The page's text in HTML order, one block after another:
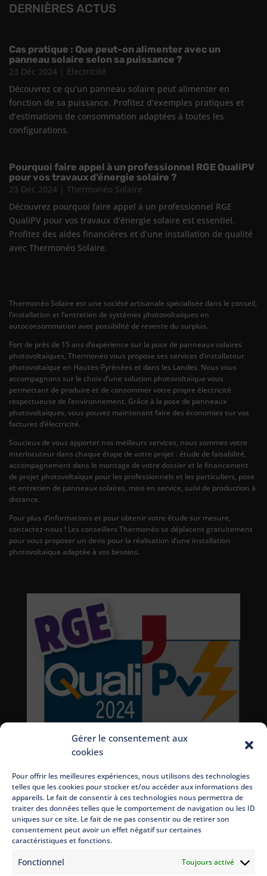
Gérer le consentement aux
cookies
Pour offrir les meilleures expériences, nous utilisons des technologies
telles que les cookies pour stocker et/ou accéder aux informations des
appareils. Le fait de consentir à ces technologies nous permettra de
traiter des données telles que le comportement de navigation ou les ID
uniques sur ce site. Le fait de ne pas consentir ou de retirer son
consentement peut avoir un effet négatif sur certaines
caractéristiques et fonctions.
Fonctionnel Toujours activé
DERNIÈRES ACTUS
Cas pratique : Que peut-on alimenter avec un
panneau solaire selon sa puissance ?
23 Déc 2024 | Électricité
Découvrez ce qu’un panneau solaire peut alimenter en
fonction de sa puissance. Profitez d’exemples pratiques et
d’estimations de consommation adaptées à toutes les
configurations.
Pourquoi faire appel à un professionnel RGE QualiPV
pour vos travaux d’énergie solaire ?
23 Déc 2024 | Thermonéo Solaire
Découvrez pourquoi faire appel à un professionnel RGE
QualiPV pour vos travaux d’énergie solaire est essentiel.
Profitez des aides financières et d’une installation de qualité
avec Thermonéo Solaire.
Thermonéo Solaire est une société artisanale spécialisée dans le conseil,
l’installation et l’entretien de systèmes photovoltaïques en
autoconsommation avec possibilité de revente du surplus.
Fort de près de 15 ans d’expérience sur la pose de panneaux solaires
photovoltaïques, Thermonéo vous propose ses services d’installateur
photovoltaïque en Hautes-Pyrénées et dans les Landes. Nous vous
accompagnons sur le choix d’une solution photovoltaïque vous
permettant de produire et de consommer votre propre électricité
respectueuse de l’environnement. Grâce à la pose de panneaux
photovoltaïques, vous pouvez maintenant faire des économies sur vos
factures d’électricité.
Soucieux de vous apporter nos meilleurs services, nous sommes votre
interlocuteur dans chaque étape de votre projet : étude de faisabilité,
accompagnement dans le montage de votre dossier et le financement
de projet photovoltaïque pour les professionnels et les particuliers, pose
et entretien de panneaux solaires, mise en service, suivi de production à
distance.
Pour plus d’informations et pour obtenir votre étude sur mesure,
contactez-nous ! Les conseillers Thermonéo se déplacent gratuitement
pour vous proposer un devis pour la réalisation d’une installation
photovoltaïque adaptée à vos besoins.